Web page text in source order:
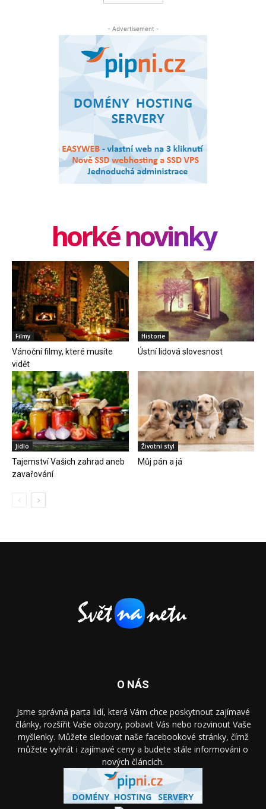
- Advertisement -
horké novinky
Filmy
Vánoční filmy, které musíte
vidět
Historie
Ústní lidová slovesnost
Jídlo
Tajemství Vašich zahrad aneb
zavařování
Životní styl
Můj pán a já
O NÁS
Jsme správná parta lidí, která Vám chce poskytnout zajímavé
články, rozšířit Vaše obzory, pobavit Vás nebo rozvinout Vaše
myšlenky. Můžete sledovat naše facebookové stránky, čímž
můžete vyhrát i zajímavé ceny a budete stále informováni o
nových článcích.